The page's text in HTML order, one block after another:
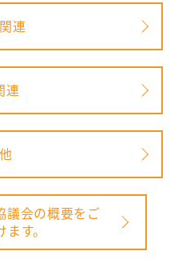
連
連
議会の概要をご
す。